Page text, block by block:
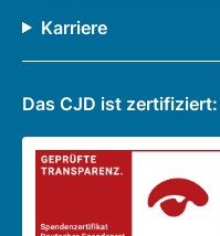
Karriere
Das CJD ist zertifiziert: